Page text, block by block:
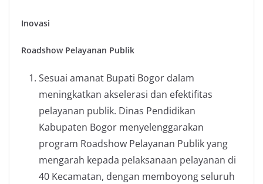
Inovasi
Roadshow Pelayanan Publik
Sesuai amanat Bupati Bogor dalam
meningkatkan akselerasi dan efektifitas
pelayanan publik. Dinas Pendidikan
Kabupaten Bogor menyelenggarakan
program Roadshow Pelayanan Publik yang
mengarah kepada pelaksanaan pelayanan di
40 Kecamatan, dengan memboyong seluruh